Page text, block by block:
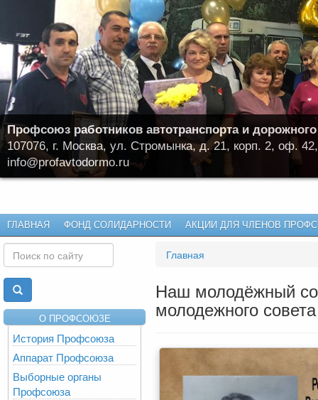
Профсоюз работников автотранспорта и
107076, г. Москва, ул. Стромынка, д. 21, корп. 2, оф.
info@profavtodormo.ru
ГЛАВНАЯ ФОНД СОЛИДАРНОСТИ АКЦИИ ДЛЯ ЧЛЕНОВ
О ПРОФСОЮЗЕ
История Профсоюза
Аппарат Профсоюза
Выборные органы
Профсоюза
Главная
Наш молодёжный
молодежного